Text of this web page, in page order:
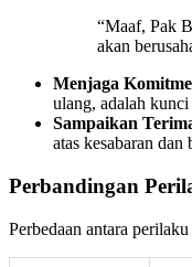
“Maaf, Pak
akan
Menjaga
ulang, adalah kunci
Sampaikan
atas kesabaran dan
Perbandingan
Perbedaan antara